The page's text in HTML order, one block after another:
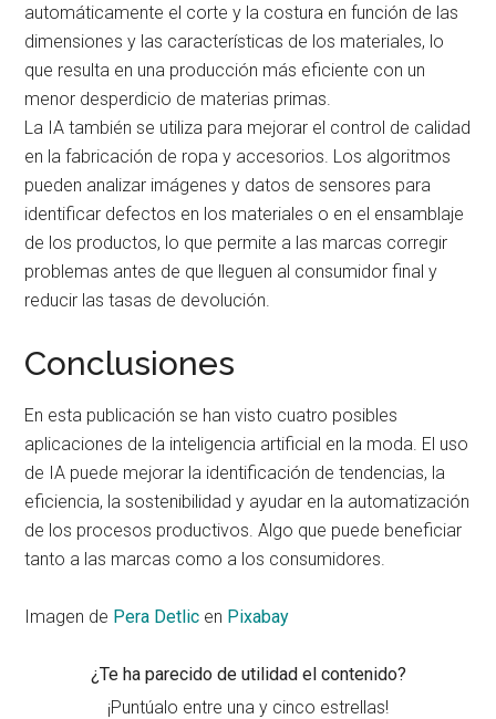
automáticamente el corte y la costura en función de las
dimensiones y las características de los materiales, lo
que resulta en una producción más eficiente con un
menor desperdicio de materias primas.
La IA también se utiliza para mejorar el control de calidad
en la fabricación de ropa y accesorios. Los algoritmos
pueden analizar imágenes y datos de sensores para
identificar defectos en los materiales o en el ensamblaje
de los productos, lo que permite a las marcas corregir
problemas antes de que lleguen al consumidor final y
reducir las tasas de devolución.
Conclusiones
En esta publicación se han visto cuatro posibles
aplicaciones de la inteligencia artificial en la moda. El uso
de IA puede mejorar la identificación de tendencias, la
eficiencia, la sostenibilidad y ayudar en la automatización
de los procesos productivos. Algo que puede beneficiar
tanto a las marcas como a los consumidores.
Imagen de Pera Detlic en Pixabay
¿Te ha parecido de utilidad el contenido?
¡Puntúalo entre una y cinco estrellas!